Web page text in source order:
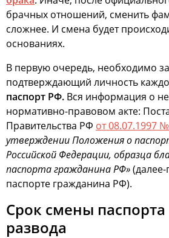
брачных отношений, сменить
сложнее. И смена будет
основаниях.
В первую очередь, необходимо
подтверждающий личность
паспорт РФ. Вся информация о
нормативно-правовом акте:
Правительства РФ от 08.07.1997
утверждении Положения о
Российской Федерации, образца
паспорта гражданина РФ»
паспорте гражданина РФ).
Срок смены паспорта
развода